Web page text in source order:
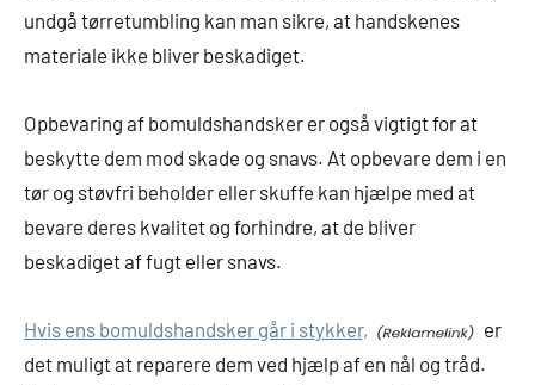
undgå tørretumbling kan man sikre, at handskenes
materiale ikke bliver beskadiget.
Opbevaring af bomuldshandsker er også vigtigt for at
beskytte dem mod skade og snavs. At opbevare dem i en
tør og støvfri beholder eller skuffe kan hjælpe med at
bevare deres kvalitet og forhindre, at de bliver
beskadiget af fugt eller snavs.
Hvis ens bomuldshandsker går i stykker,
er
det muligt at reparere dem ved hjælp af en nål og tråd.